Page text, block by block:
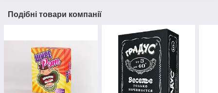
Подібні товари компанії